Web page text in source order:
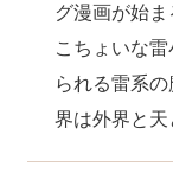
グ漫画が始
こちょいな
られる雷系
界は外界と天